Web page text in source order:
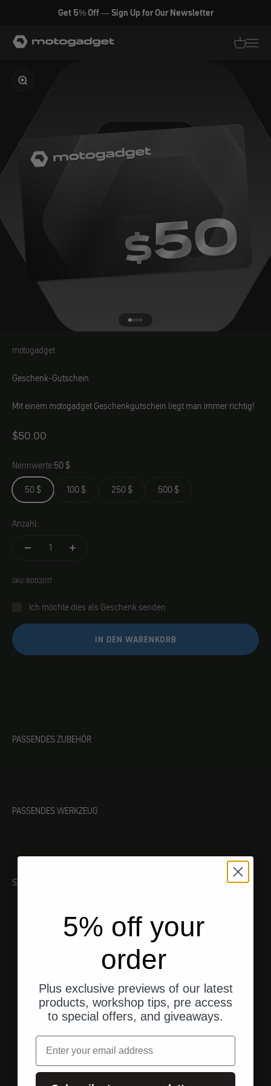
Zum Inhalt springen
Get 5% Off — Sign Up for Our Newsletter
motogadget GmbH
Bild vergrößern
motogadget
motogadget
Geschenk-Gutschein
Mit einem motogadget Geschenkgutschein liegt man immer richtig!
Angebot
$50.00
Nennwerte:50 $
50 $
100 $ 250 $ 500 $
Anzahl:
SKU: 8002017
Ich möchte dies als Geschenk senden
IN DEN WARENKORB
PASSENDES ZUBEHÖR
PASSENDES WERKZEUG
STILVOLLE EMPFEHLUNGEN
Versandkostenfrei
in Deutschland ab 250 € Einkaufswert
5% off your
order
Plus exclusive previews of our latest
products, workshop tips, pre access
to special offers, and giveaways.
Email